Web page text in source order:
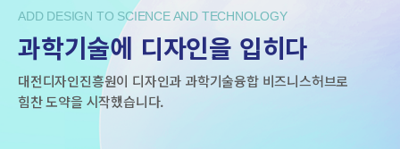
ADD DESIGN TO SCIENCE AND TECHNOLOGY
과학기술에 디자인을 입히다
대전디자인진흥원이 디자인과 과학기술융합 비즈니스허브로
힘찬 도약을 시작했습니다.